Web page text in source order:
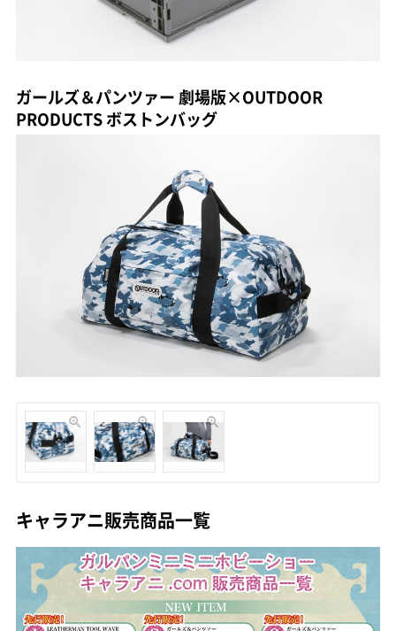
ガールズ＆パンツァー 劇場版×OUTDOOR
PRODUCTS ボストンバッグ
キャラアニ販売商品一覧